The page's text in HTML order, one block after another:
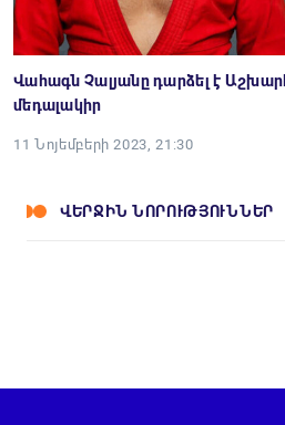
Վահագն Չալյանը դարձել է
մեդալակիր
11 Նոյեմբերի 2023, 21:30
ՎԵՐՋԻՆ ՆՈՐՈՒԹՅՈՒՆՆԵՐ